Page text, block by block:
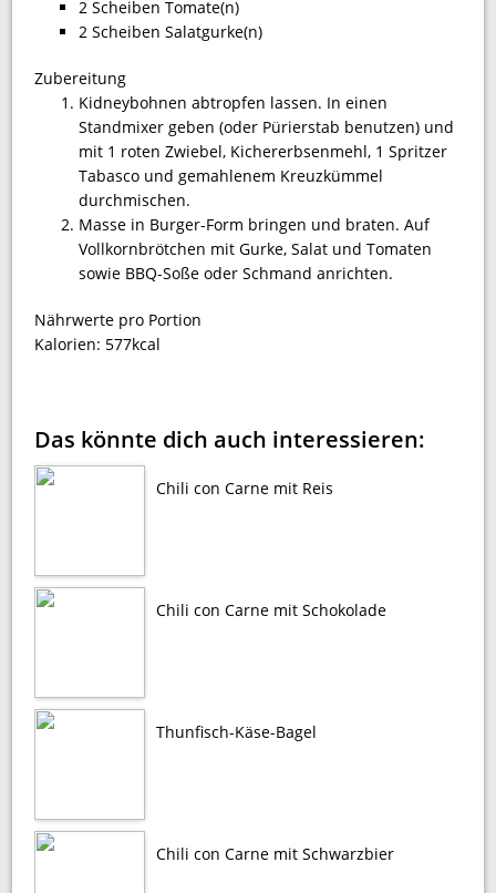
2 Scheiben Tomate(n)
2 Scheiben Salatgurke(n)
Zubereitung
Kidneybohnen abtropfen lassen. In einen
Standmixer geben (oder Pürierstab benutzen) und
mit 1 roten Zwiebel, Kichererbsenmehl, 1 Spritzer
Tabasco und gemahlenem Kreuzkümmel
durchmischen.
Masse in Burger-Form bringen und braten. Auf
Vollkornbrötchen mit Gurke, Salat und Tomaten
sowie BBQ-Soße oder Schmand anrichten.
Nährwerte pro Portion
Kalorien: 577kcal
Das könnte dich auch interessieren:
Chili con Carne mit Reis
Chili con Carne mit Schokolade
Thunfisch-Käse-Bagel
Chili con Carne mit Schwarzbier